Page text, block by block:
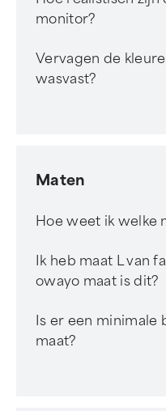
monitor?
Vervagen de
wasvast?
Maten
Hoe weet ik welke
Ik heb maat L van
owayo maat is dit?
Is er een
maat?